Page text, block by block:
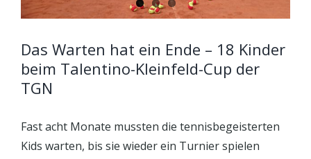
Das Warten hat ein Ende – 18 Kinder
beim Talentino-Kleinfeld-Cup der
TGN
Fast acht Monate mussten die tennisbegeisterten
Kids warten, bis sie wieder ein Turnier spielen